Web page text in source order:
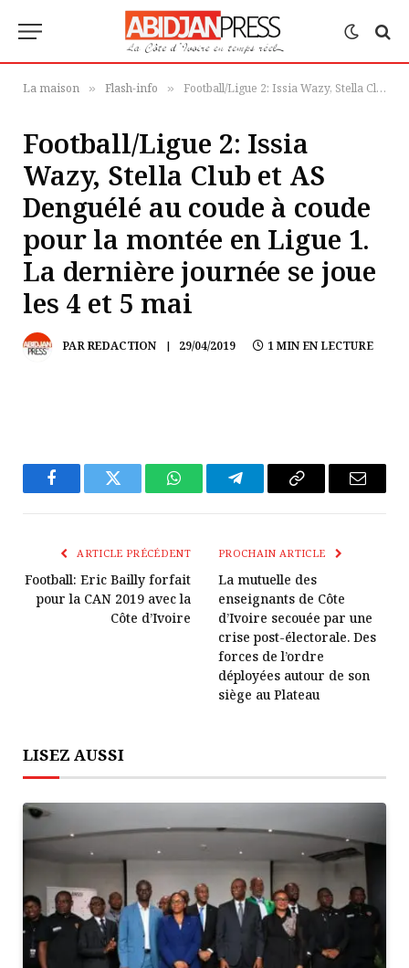
La maison » Flash-info » Football/Ligue 2: Issia Wazy, Stella Club et AS Denguélé au coude à coude pour la montée en Ligue 1. La dernière journée se joue les 4 et 5 mai
Football/Ligue 2: Issia
Wazy, Stella Club et AS
Denguélé au coude à coude
pour la montée en Ligue 1.
La dernière journée se joue
les 4 et 5 mai
PARREDACTION 29/04/2019 1 MIN EN LECTURE
FacebookTwitter WhatsAppTélégrammeCopier
Lien
E-
ARTICLE PRÉCÉDENT
Football: Eric Bailly forfait
pour la CAN 2019 avec la
Côte d’Ivoire
PROCHAIN ARTICLE
La mutuelle des
enseignants de Côte
d’Ivoire secouée par une
crise post-électorale. Des
forces de l’ordre
déployées autour de son
siège au Plateau
LISEZ AUSSI